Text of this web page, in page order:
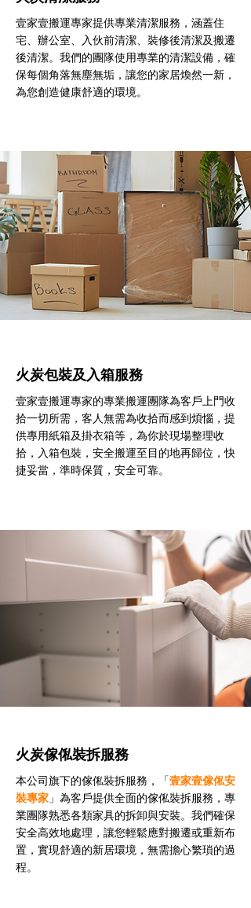
壹家壹搬運專家提供專業清潔服務，涵蓋住
宅、辦公室、入伙前清潔、裝修後清潔及搬遷
後清潔。我們的團隊使用專業的清潔設備，確
保每個角落無塵無垢，讓您的家居煥然一新，
為您創造健康舒適的環境。
火炭包裝及入箱服務
壹家壹搬運專家的專業搬運團隊為客戶上門收
拾一切所需，客人無需為收拾而感到煩惱，提
供專用紙箱及掛衣箱等，為你於現場整理收
拾，入箱包裝，安全搬運至目的地再歸位，快
捷妥當，準時保質，安全可靠。
火炭傢俬裝拆服務
本公司旗下的傢俬裝拆服務，「壹家壹傢俬安
裝專家 」為客戶提供全面的傢俬裝拆服務，專
業團隊熟悉各類家具的拆卸與安裝。我們確保
安全高效地處理，讓您輕鬆應對搬遷或重新布
置，實現舒適的新居環境，無需擔心繁瑣的過
程。